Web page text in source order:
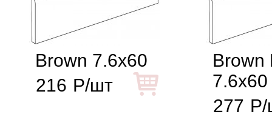
Brown 7.6x60
216 Р/шт
Brown
7.6x60
277 Р/